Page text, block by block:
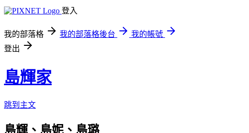
登入
我的部落格 我的部落格後台
我的帳號
登出
島輝家
跳到主文
島輝、島妮、島璐